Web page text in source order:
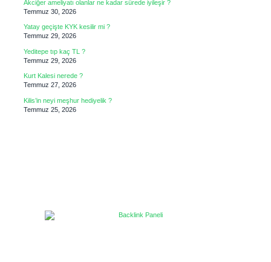
Akciğer ameliyatı olanlar ne kadar sürede iyileşir ?
Temmuz 30, 2026
Yatay geçişte KYK kesilir mi ?
Temmuz 29, 2026
Yeditepe tıp kaç TL ?
Temmuz 29, 2026
Kurt Kalesi nerede ?
Temmuz 27, 2026
Kilis’in neyi meşhur hediyelik ?
Temmuz 25, 2026